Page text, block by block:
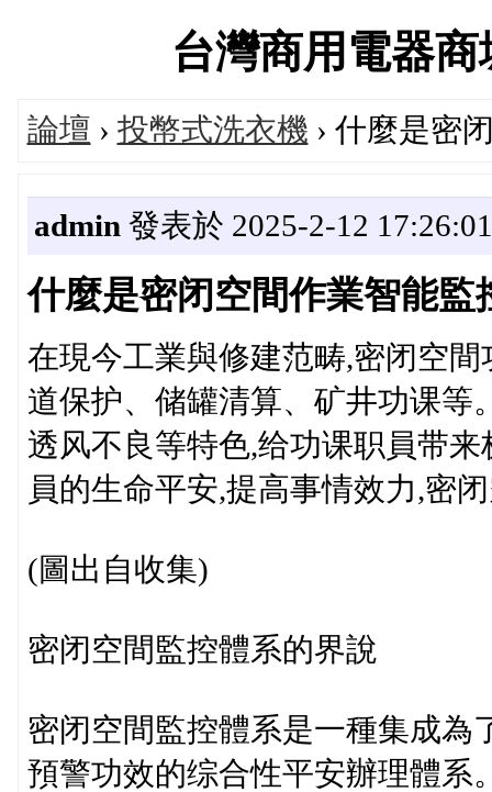
台灣商用電器
論壇 › 投幣式洗衣機 › 什麼是密
admin 發表於 2025-2-12 17:26:01
什麼是密闭空間作業智能監
在現今工業與修建范畴,密闭空
道保护、储罐清算、矿井功课等
透风不良等特色,给功课职員带
員的生命平安,提高事情效力,密
(圖出自收集)
密闭空間監控體系的界說
密闭空間監控體系是一種集成為
預警功效的综合性平安辦理體系